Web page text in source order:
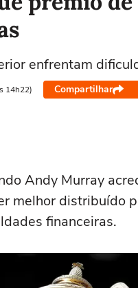
enfrentam
14h22) Compartilhar
Andy Murray
melhor distribuído
financeiras.